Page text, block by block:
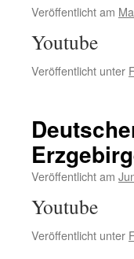
Veröffentlicht am
Youtube
Veröffentlicht unter
Veröffentlicht am
Youtube
Veröffentlicht unter